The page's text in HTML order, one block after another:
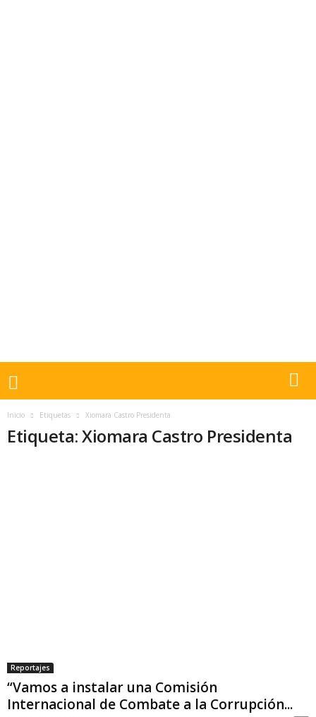
Inicio Etiquetas Xiomara Castro Presidenta
Etiqueta: Xiomara Castro Presidenta
Reportajes
“Vamos a instalar una Comisión
Internacional de Combate a la Corrupción...